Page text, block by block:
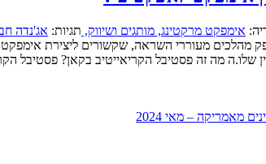
אימפקט מרקטינג, מותגים ושיווק, תגיות: אג'נדה
מה זה פסטיבל הקריאייטיב בקאן? פסטיבל